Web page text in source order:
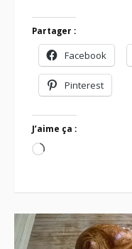
Partager :
Facebook
Pinterest
J’aime ça :
Chargement…